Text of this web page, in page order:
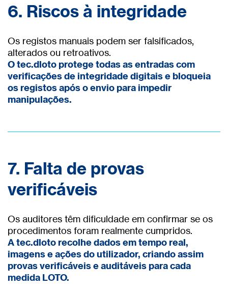
6. Riscos à integridade
Os registos manuais podem ser falsificados,
alterados ou retroativos.
O tec.dloto protege todas as entradas com
verificações de integridade digitais e bloqueia
os registos após o envio para impedir
manipulações.
7. Falta de provas
verificáveis
Os auditores têm dificuldade em confirmar se os
procedimentos foram realmente cumpridos.
A tec.dloto recolhe dados em tempo real,
imagens e ações do utilizador, criando assim
provas verificáveis e auditáveis para cada
medida LOTO.